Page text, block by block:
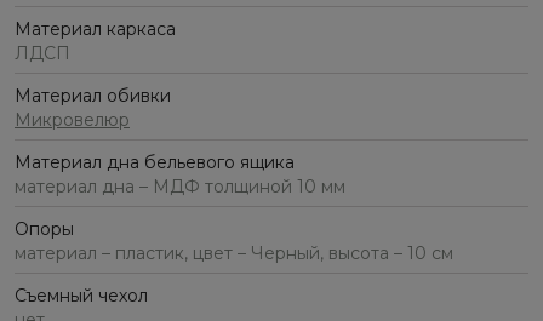
Материал каркаса
ЛДСП
Материал обивки
Микровелюр
Материал дна бельевого ящика
материал дна – МДФ толщиной 10 мм
Опоры
материал – пластик, цвет – Черный, высота – 10 см
Съемный чехол